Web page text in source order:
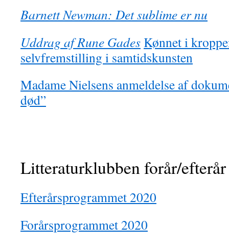
Barnett Newman: Det sublime er nu
Uddrag af Rune Gades Kønnet i
selvfremstilling i samtidskunsten
Madame Nielsens anmeldelse af
død”
Litteraturklubben forår/
Efterårsprogrammet 2020
Forårsprogrammet 2020